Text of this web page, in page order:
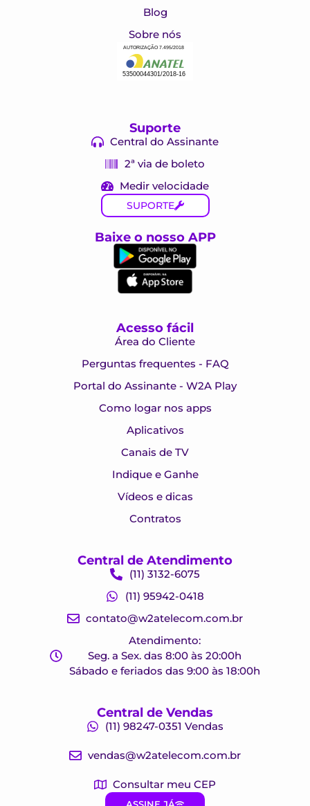
Blog
Sobre nós
Suporte
Central do Assinante
2ª via de boleto
Medir velocidade
SUPORTE
Baixe o nosso APP
Acesso fácil
Área do Cliente
Perguntas frequentes - FAQ
Portal do Assinante - W2A Play
Como logar nos apps
Aplicativos
Canais de TV
Indique e Ganhe
Vídeos e dicas
Contratos
Central de Atendimento
(11) 3132-6075
(11) 95942-0418
contato@w2atelecom.com.br
Atendimento:
Seg. a Sex. das 8:00 às 20:00h
Sábado e feriados das 9:00 às 18:00h
Central de Vendas
(11) 98247-0351 Vendas
vendas@w2atelecom.com.br
Consultar meu CEP